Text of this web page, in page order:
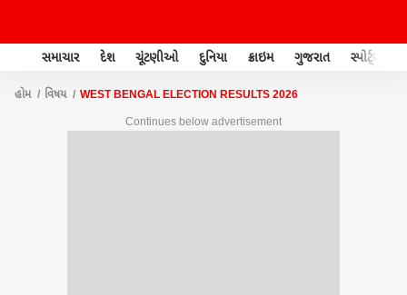
સમાચાર દેશ ચૂંટણીઓ દુનિયા ક્રાઇમ ગુજરાત સ્પોર્ટ્સ
હોમ વિષય WEST BENGAL ELECTION RESULTS 2026
Continues below advertisement